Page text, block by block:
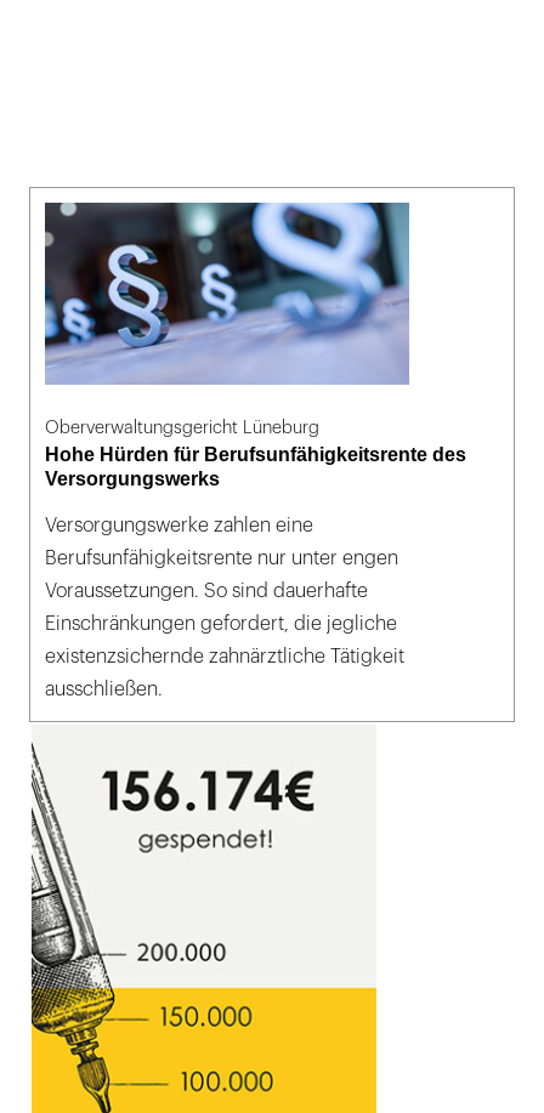
Oberverwaltungsgericht Lüneburg
Hohe Hürden für Berufsunfähigkeitsrente des
Versorgungswerks
Versorgungswerke zahlen eine
Berufsunfähigkeitsrente nur unter engen
Voraussetzungen. So sind dauerhafte
Einschränkungen gefordert, die jegliche
existenzsichernde zahnärztliche Tätigkeit
ausschließen.